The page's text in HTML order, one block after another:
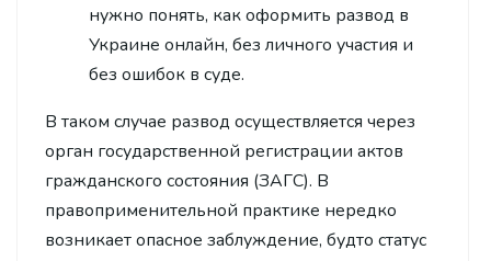
нужно понять, как оформить развод в
Украине онлайн, без личного участия и
без ошибок в суде.
В таком случае развод осуществляется через
орган государственной регистрации актов
гражданского состояния (ЗАГС). В
правоприменительной практике нередко
возникает опасное заблуждение, будто статус